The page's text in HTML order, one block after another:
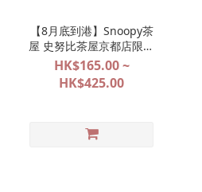
【8月底到港】Snoopy茶
屋 史努比茶屋京都店限定
提花織物系列袋款代購
HK$165.00 ~
HK$425.00